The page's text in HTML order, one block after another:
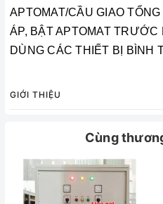
APTOMAT/CẦU GIAO
ÁP, BẬT APTOMAT TRƯỚC
DÙNG CÁC THIẾT BỊ BÌNH
GIỚI THIỆU
Cùng